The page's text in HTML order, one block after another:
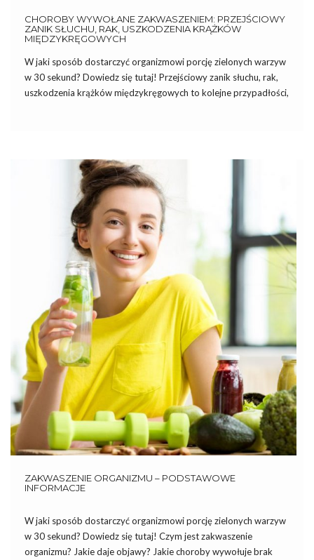
CHOROBY WYWOŁANE ZAKWASZENIEM: PRZEJŚCIOWY
ZANIK SŁUCHU, RAK, USZKODZENIA KRĄŻKÓW
MIĘDZYKRĘGOWYCH
W jaki sposób dostarczyć organizmowi porcję zielonych warzyw
w 30 sekund? Dowiedz się tutaj! Przejściowy zanik słuchu, rak,
uszkodzenia krążków międzykręgowych to kolejne przypadłości,
ZAKWASZENIE ORGANIZMU – PODSTAWOWE
INFORMACJE
W jaki sposób dostarczyć organizmowi porcję zielonych warzyw
w 30 sekund? Dowiedz się tutaj! Czym jest zakwaszenie
organizmu? Jakie daje objawy? Jakie choroby wywołuje brak